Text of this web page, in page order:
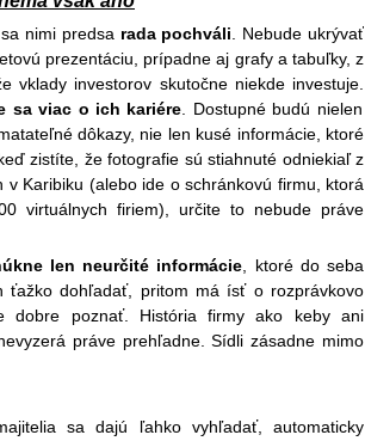
nimi predsa rada pochváli . Nebude ukrývať
prezentáciu, prípadne aj grafy a tabuľky, z
investorov skutočne niekde investuje.
sa viac o ich kariére . Dostupné budú nielen
dôkazy, nie len kusé informácie, ktoré
zistíte, že fotografie sú stiahnuté odniekiaľ z
Karibiku (alebo ide o schránkovú firmu, ktorá
virtuálnych firiem), určite to nebude práve
len neurčité informácie , ktoré do seba
ťažko dohľadať, pritom má ísť o rozprávkovo
dobre poznať. História firmy ako keby ani
práve prehľadne. Sídli zásadne mimo
sa dajú ľahko vyhľadať, automaticky